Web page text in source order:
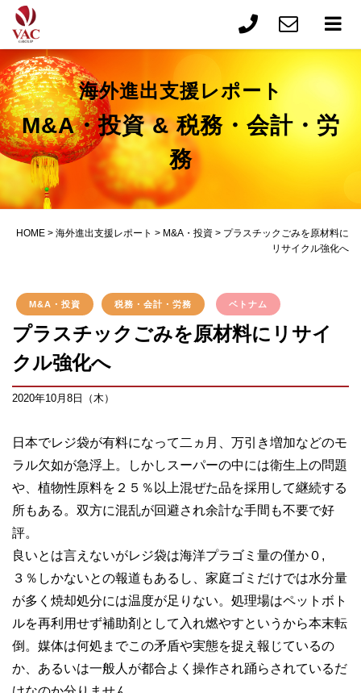
海外進出支援レポート
M&A・投資 & 税務・会計・労
務
HOME > 海外進出支援レポート > M&A・投資 > プラスチックごみを原材料に
リサイクル強化へ
M&A・投資 税務・会計・労務 ベトナム
プラスチックごみを原材料にリサイ
クル強化へ
2020年10月8日（木）
日本でレジ袋が有料になって二ヵ月、万引き増加などのモ
ラル欠如が急浮上。しかしスーパーの中には衛生上の問題
や、植物性原料を２５％以上混ぜた品を採用して継続する
所もある。双方に混乱が回避され余計な手間も不要で好
評。
良いとは言えないがレジ袋は海洋プラゴミ量の僅か０,
３％しかないとの報道もあるし、家庭ゴミだけでは水分量
が多く焼却処分には温度が足りない。処理場はペットボト
ルを再利用せず補助剤として入れ燃やすというから本末転
倒。媒体は何処までこの矛盾や実態を捉え報じているの
か、あるいは一般人が都合よく操作され踊らされているだ